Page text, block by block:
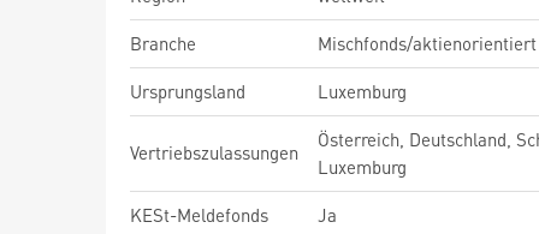
Branche
Mischfonds/aktienorientiert
Ursprungsland
Luxemburg
Vertriebszulassungen
Österreich, Deutschland,
Luxemburg
KESt-Meldefonds
Ja